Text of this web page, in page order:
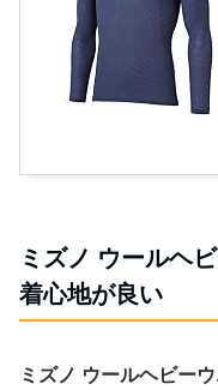
ミズノ ウールヘ
着心地が良い
ミズノ ウールヘビー